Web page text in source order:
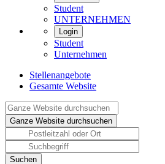
Student
UNTERNEHMEN
Login
Student
Unternehmen
Stellenangebote
Gesamte Website